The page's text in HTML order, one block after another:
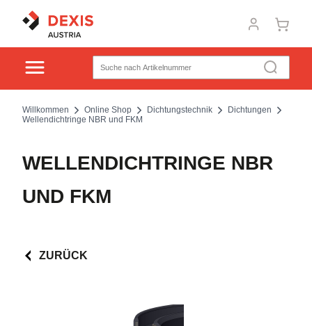
Willkommen Online Shop Dichtungstechnik
Dichtungen
Wellendichtringe NBR und FKM
WELLENDICHTRINGE NBR
UND FKM
ZURÜCK